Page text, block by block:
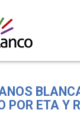
POR ETA Y